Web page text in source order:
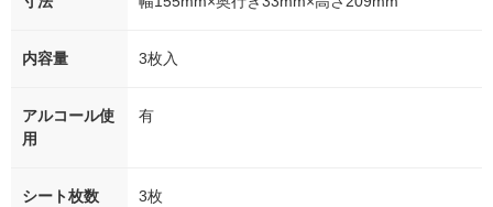
内容量 3枚入
アルコール使
用
有
シート枚数 3枚